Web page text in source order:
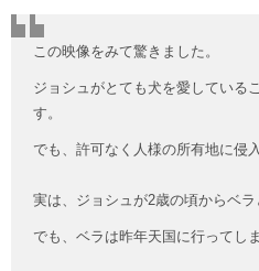
この映像をみて驚きました。
ジョシュがとても犬を愛している
す。
でも、許可なく人様の所有地に侵
実は、ジョシュが2歳の頃からベラ
でも、ベラは昨年天国に行ってし